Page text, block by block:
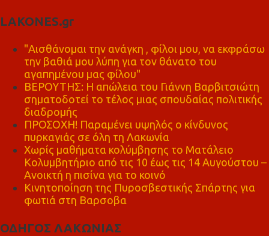
LAKONES.gr
"Αισθάνομαι την ανάγκη , φίλοι μου, να εκφράσω
την βαθιά μου λύπη για τον θάνατο του
αγαπημένου μας φίλου"
ΒΕΡΟΥΤΗΣ: Η απώλεια του Γιάννη Βαρβιτσιώτη
σηματοδοτεί το τέλος μιας σπουδαίας πολιτικής
διαδρομής
ΠΡΟΣΟΧΗ! Παραμένει υψηλός ο κίνδυνος
πυρκαγιάς σε όλη τη Λακωνία
Χωρίς μαθήματα κολύμβησης το Ματάλειο
Κολυμβητήριο από τις 10 έως τις 14 Αυγούστου –
Ανοικτή η πισίνα για το κοινό
Κινητοποίηση της Πυροσβεστικής Σπάρτης για
φωτιά στη Βαρσοβα
ΟΔΗΓΟΣ ΛΑΚΩΝΙΑΣ